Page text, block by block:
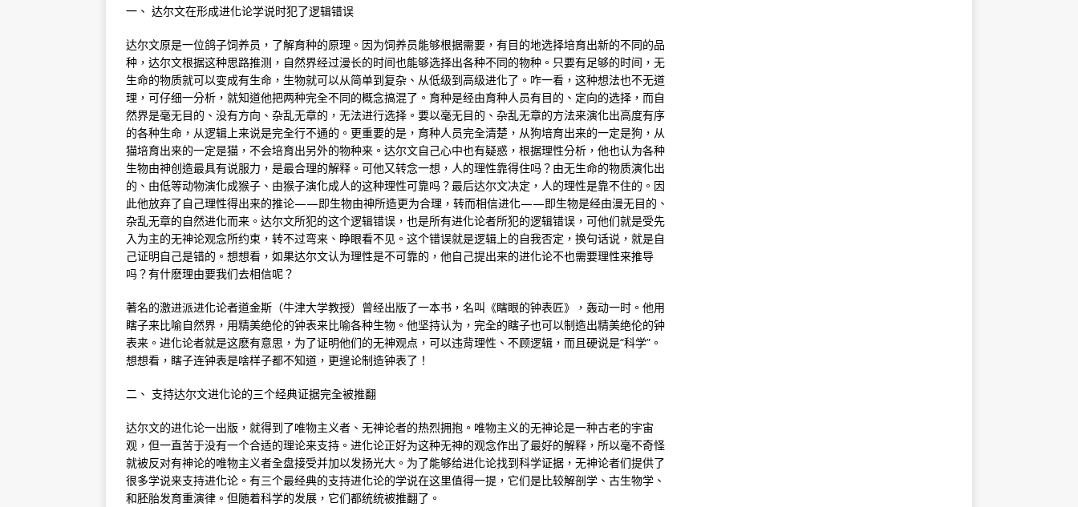
一、 达尔文在形成进化论学说时犯了逻辑错误
达尔文原是一位鸽子饲养员，了解育种的原理。因为饲养员能够根据需要，有目的地选择培育出新的不同的品
种，达尔文根据这种思路推测，自然界经过漫长的时间也能够选择出各种不同的物种。只要有足够的时间，无
生命的物质就可以变成有生命，生物就可以从简单到复杂、从低级到高级进化了。咋一看，这种想法也不无道
理，可仔细一分析，就知道他把两种完全不同的概念搞混了。育种是经由育种人员有目的、定向的选择，而自
然界是毫无目的、没有方向、杂乱无章的，无法进行选择。要以毫无目的、杂乱无章的方法来演化出高度有序
的各种生命，从逻辑上来说是完全行不通的。更重要的是，育种人员完全清楚，从狗培育出来的一定是狗，从
猫培育出来的一定是猫，不会培育出另外的物种来。达尔文自己心中也有疑惑，根据理性分析，他也认为各种
生物由神创造最具有说服力，是最合理的解释。可他又转念一想，人的理性靠得住吗？由无生命的物质演化出
的、由低等动物演化成猴子、由猴子演化成人的这种理性可靠吗？最后达尔文决定，人的理性是靠不住的。因
此他放弃了自己理性得出来的推论——即生物由神所造更为合理，转而相信进化——即生物是经由漫无目的、
杂乱无章的自然进化而来。达尔文所犯的这个逻辑错误，也是所有进化论者所犯的逻辑错误，可他们就是受先
入为主的无神论观念所约束，转不过弯来、睁眼看不见。这个错误就是逻辑上的自我否定，换句话说，就是自
己证明自己是错的。想想看，如果达尔文认为理性是不可靠的，他自己提出来的进化论不也需要理性来推导
吗？有什麽理由要我们去相信呢？
著名的激进派进化论者道金斯（牛津大学教授）曾经出版了一本书，名叫《瞎眼的钟表匠》，轰动一时。他用
瞎子来比喻自然界，用精美绝伦的钟表来比喻各种生物。他坚持认为，完全的瞎子也可以制造出精美绝伦的钟
表来。进化论者就是这麽有意思，为了证明他们的无神观点，可以违背理性、不顾逻辑，而且硬说是“科学”。
想想看，瞎子连钟表是啥样子都不知道，更遑论制造钟表了！
二、 支持达尔文进化论的三个经典证据完全被推翻
达尔文的进化论一出版，就得到了唯物主义者、无神论者的热烈拥抱。唯物主义的无神论是一种古老的宇宙
观，但一直苦于没有一个合适的理论来支持。进化论正好为这种无神的观念作出了最好的解释，所以毫不奇怪
就被反对有神论的唯物主义者全盘接受并加以发扬光大。为了能够给进化论找到科学证据，无神论者们提供了
很多学说来支持进化论。有三个最经典的支持进化论的学说在这里值得一提，它们是比较解剖学、古生物学、
和胚胎发育重演律。但随着科学的发展，它们都统统被推翻了。